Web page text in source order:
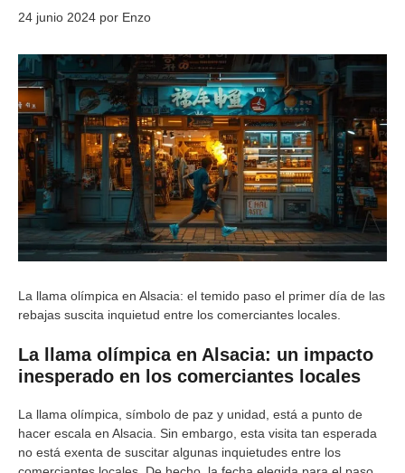
24 junio 2024 por Enzo
La llama olímpica en Alsacia: el temido paso el primer día de las
rebajas suscita inquietud entre los comerciantes locales.
La llama olímpica en Alsacia: un impacto
inesperado en los comerciantes locales
La llama olímpica, símbolo de paz y unidad, está a punto de
hacer escala en Alsacia. Sin embargo, esta visita tan esperada
no está exenta de suscitar algunas inquietudes entre los